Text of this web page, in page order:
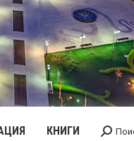
КНИГИ Поиск: